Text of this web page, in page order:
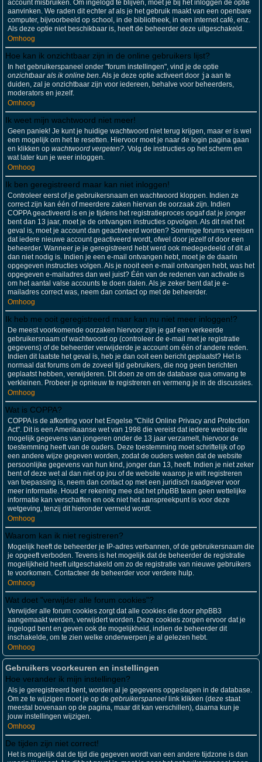
account misbruiken. Om ingelogd te blijven, moet je bij het inloggen de optie
aanvinken. We raden dit echter af als je het gebruik maakt van een openbare
computer, bijvoorbeeld op school, in de bibliotheek, in een internet café, enz.
Als deze optie niet beschikbaar is, heeft de beheerder deze uitgeschakeld.
Omhoog
Hoe kan ik onzichtbaar zijn in de online gebruikers lijst?
In het gebruikerspaneel onder "forum instellingen", vind je de optie
onzichtbaar als ik online ben. Als je deze optie activeert door ja aan te
duiden, zal je onzichtbaar zijn voor iedereen, behalve voor beheerders,
moderators en jezelf.
Omhoog
Ik weet mijn wachtwoord niet meer!
Geen paniek! Je kunt je huidige wachtwoord niet terug krijgen, maar er is wel
een mogelijk om het te resetten. Hiervoor moet je naar de login pagina gaan
en klikken op wachtwoord vergeten?. Volg de instructies op het scherm en
wat later kun je weer inloggen.
Omhoog
Ik ben geregistreerd maar kan niet inloggen!
Controleer eerst of je gebruikersnaam en wachtwoord kloppen. Indien ze
correct zijn kan één of meerdere zaken hiervan de oorzaak zijn. Indien
COPPA geactiveerd is en je tijdens het registratieproces opgaf dat je jonger
bent dan 13 jaar, moet je de ontvangen instructies opvolgen. Als dit niet het
geval is, moet je account dan geactiveerd worden? Sommige forums vereisen
dat iedere nieuwe account geactiveerd wordt, ofwel door jezelf of door een
beheerder. Wanneer je je geregistreerd hebt werd ook medegedeeld of dit al
dan niet nodig is. Indien je een e-mail ontvangen hebt, moet je de daarin
opgegeven instructies volgen. Als je nooit een e-mail ontvangen hebt, was het
opgegeven e-mailadres dan wel juist? Één van de redenen van activatie is
om het aantal valse accounts te doen dalen. Als je zeker bent dat je e-
mailadres correct was, neem dan contact op met de beheerder.
Omhoog
Ik heb me ooit geregistreerd maar kan nu niet meer inloggen!?
De meest voorkomende oorzaken hiervoor zijn je gaf een verkeerde
gebruikersnaam of wachtwoord op (controleer de e-mail met je registratie
gegevens) of de beheerder verwijderde je account om één of andere reden.
Indien dit laatste het geval is, heb je dan ooit een bericht geplaatst? Het is
normaal dat forums om de zoveel tijd gebruikers, die nog geen berichten
geplaatst hebben, verwijderen. Dit doen ze om de database qua omvang te
verkleinen. Probeer je opnieuw te registreren en vermeng je in de discussies.
Omhoog
Wat is COPPA?
COPPA is de afkorting voor het Engelse "Child Online Privacy and Protection
Act". Dit is een Amerikaanse wet van 1998 die vereist dat iedere website die
mogelijk gegevens van jongeren onder de 13 jaar verzamelt, hiervoor de
toestemming heeft van de ouders. Deze toestemming moet schriftelijk of op
een andere wijze gegeven worden, zodat de ouders weten dat de website
persoonlijke gegevens van hun kind, jonger dan 13, heeft. Indien je niet zeker
bent of deze wet al dan niet op jou of de website waarop je wilt registreren
van toepassing is, neem dan contact op met een juridisch raadgever voor
meer informatie. Houd er rekening mee dat het phpBB team geen wettelijke
informatie kan verschaffen en ook niet het aanspreekpunt is voor deze
wetgeving, tenzij dit hieronder vermeld wordt.
Omhoog
Waarom kan ik niet registreren?
Mogelijk heeft de beheerder je IP-adres verbannen, of de gebruikersnaam die
je opgeeft verboden. Tevens is het mogelijk dat de beheerder de registratie
mogelijkheid heeft uitgeschakeld om zo de registratie van nieuwe gebruikers
te voorkomen. Contacteer de beheerder voor verdere hulp.
Omhoog
Wat doet "verwijder alle forum cookies"?
Verwijder alle forum cookies zorgt dat alle cookies die door phpBB3
aangemaakt werden, verwijdert worden. Deze cookies zorgen ervoor dat je
ingelogd bent en geven ook de mogelijkheid, indien de beheerder dit
inschakelde, om te zien welke onderwerpen je al gelezen hebt.
Omhoog
Gebruikers voorkeuren en instellingen
Hoe verander ik mijn instellingen?
Als je geregistreerd bent, worden al je gegevens opgeslagen in de database.
Om ze te wijzigen moet je op de gebruikerspaneel link klikken (deze staat
meestal bovenaan op de pagina, maar dit kan verschillen), daarna kun je
jouw instellingen wijzigen.
Omhoog
De tijden zijn niet correct!
Het is mogelijk dat de tijd die gegeven wordt van een andere tijdzone is dan